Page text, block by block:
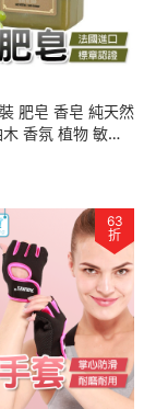
肥皂 香皂 純天然
香氛 植物 敏感
沐浴皂 法鉑馬賽
63
折